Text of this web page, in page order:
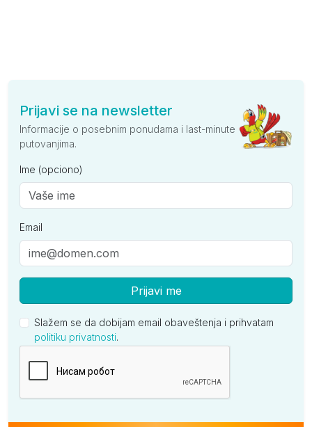
Prijavi se na newsletter
Informacije o posebnim ponudama i last-minute
putovanjima.
Ime (opciono)
Email
Prijavi me
Slažem se da dobijam email obaveštenja i prihvatam
politiku privatnosti.